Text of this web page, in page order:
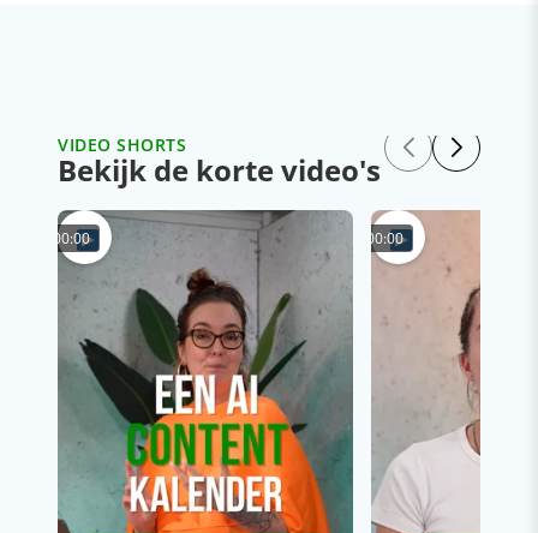
VIDEO SHORTS
Bekijk de korte video's
00:00 00:00